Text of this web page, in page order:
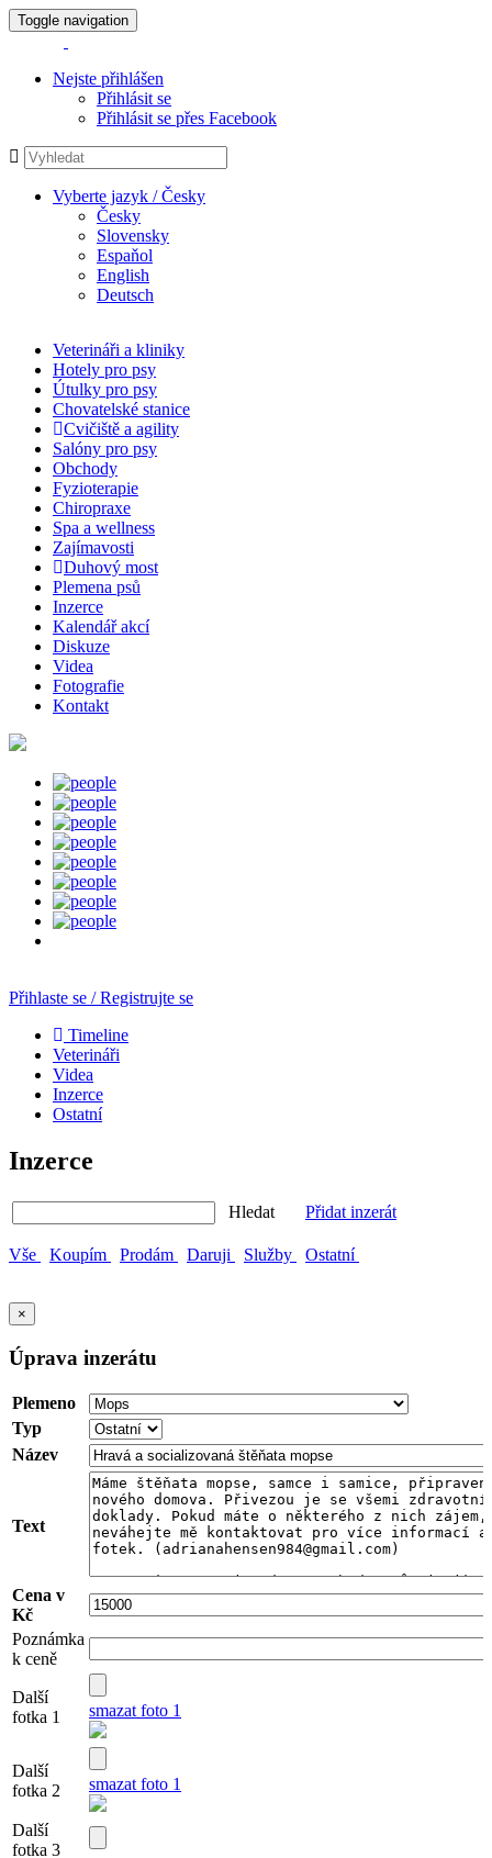
Toggle navigation
Nejste přihlášen
Přihlásit se
Přihlásit se přes Facebook
Vyberte jazyk / Česky
Česky
Slovensky
Espaňol
English
Deutsch
Veterináři a kliniky
Hotely pro psy
Útulky pro psy
Chovatelské stanice
Cvičiště a agility
Salóny pro psy
Obchody
Fyzioterapie
Chiropraxe
Spa a wellness
Zajímavosti
Duhový most
Plemena psů
Inzerce
Kalendář akcí
Diskuze
Videa
Fotografie
Kontakt
Přihlaste se / Registrujte se
Timeline
Veterináři
Videa
Inzerce
Ostatní
Inzerce
Hledat Přidat inzerát
Vše Koupím Prodám Daruji Služby Ostatní
×
Úprava inzerátu
Plemeno
Typ
Název
Text
Cena v
Kč
Poznámka
k ceně
Další
fotka 1
smazat foto 1
Další
fotka 2
smazat foto 1
Další
fotka 3